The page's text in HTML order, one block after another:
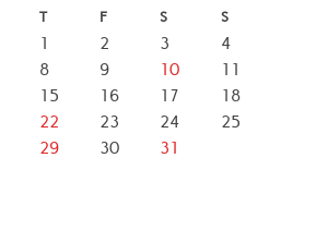
T F S S
1 2 3
4
8 9 10
11
15 16 17
18
22 23 24
25
29 30
31